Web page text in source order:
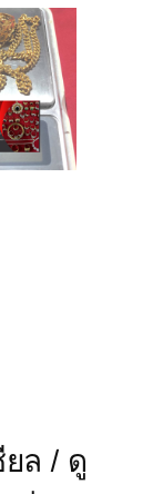
ล / ดู